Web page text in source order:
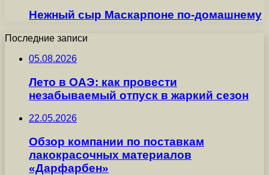
Нежный сыр Маскарпоне по-домашнему
Последние записи
05.08.2026
Лето в ОАЭ: как провести
незабываемый отпуск в жаркий сезон
22.05.2026
Обзор компании по поставкам
лакокрасочных материалов
«Дарфарбен»